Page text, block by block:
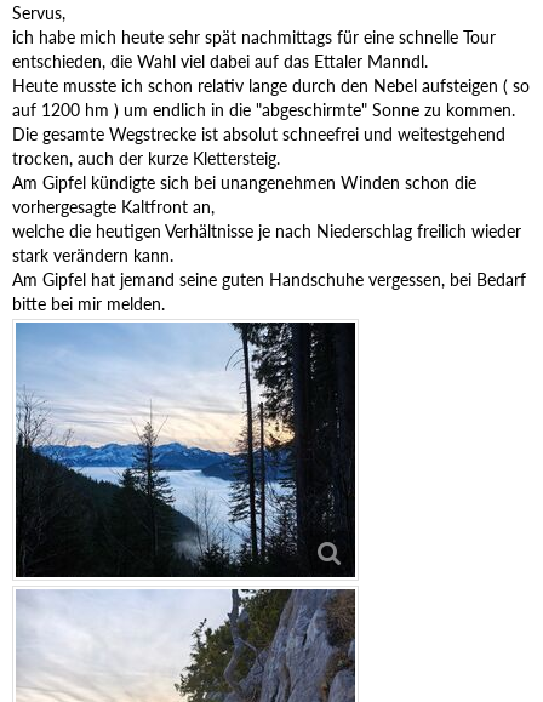
Servus,
ich habe mich heute sehr spät nachmittags für eine schnelle Tour
entschieden, die Wahl viel dabei auf das Ettaler Manndl.
Heute musste ich schon relativ lange durch den Nebel aufsteigen ( so
auf 1200 hm ) um endlich in die "abgeschirmte" Sonne zu kommen.
Die gesamte Wegstrecke ist absolut schneefrei und weitestgehend
trocken, auch der kurze Klettersteig.
Am Gipfel kündigte sich bei unangenehmen Winden schon die
vorhergesagte Kaltfront an,
welche die heutigen Verhältnisse je nach Niederschlag freilich wieder
stark verändern kann.
Am Gipfel hat jemand seine guten Handschuhe vergessen, bei Bedarf
bitte bei mir melden.